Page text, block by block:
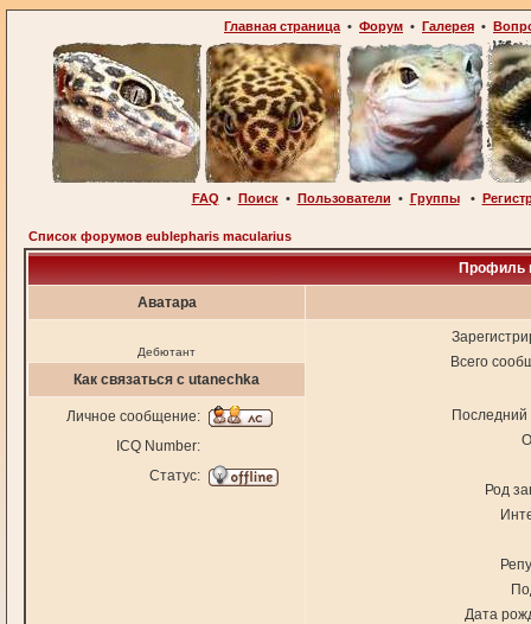
Главная страница • Форум • Галерея •
FAQ • Поиск• Пользователи • Группы•
Список форумов eublepharis macularius
Профиль
Аватара
Дебютант
Всего
Последний
Род
Дата
Как связаться с utanechka
Личное сообщение:
ICQ Number:
Статус: